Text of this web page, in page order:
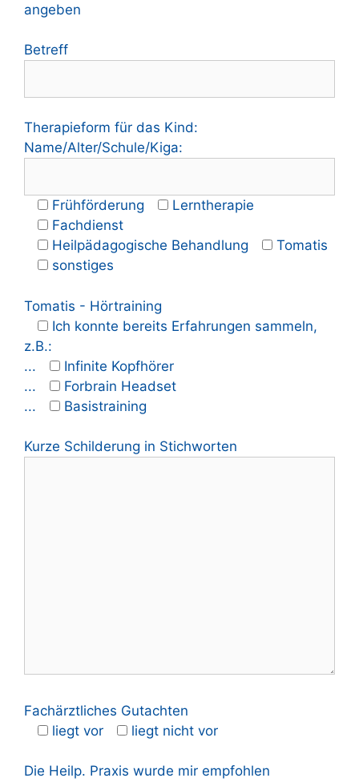
angeben
Betreff
Therapieform für das Kind:
Name/Alter/Schule/Kiga:
Frühförderung
Lerntherapie
Fachdienst
Heilpädagogische Behandlung
Tomatis
sonstiges
Tomatis - Hörtraining
Ich konnte bereits Erfahrungen sammeln,
z.B.:
...
Infinite Kopfhörer
...
Forbrain Headset
...
Basistraining
Kurze Schilderung in Stichworten
Fachärztliches Gutachten
liegt vor
liegt nicht vor
Die Heilp. Praxis wurde mir empfohlen